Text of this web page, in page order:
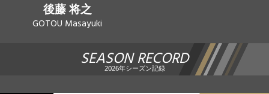
後藤 将之
GOTOU Masayuki
SEASON RECORD
2026年シーズン記録